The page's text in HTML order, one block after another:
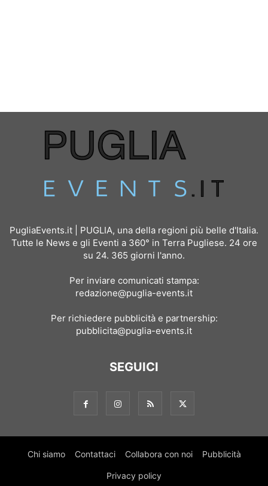
PugliaEvents.it | PUGLIA, una della regioni più belle d'Italia.
Tutte le News e gli Eventi a 360° in Terra Pugliese. 24 ore
su 24. 365 giorni l'anno.
Per inviare comunicati stampa:
redazione@puglia-events.it
Per richiedere pubblicità e partnership:
pubblicita@puglia-events.it
SEGUICI
Chi siamo Contattaci Collabora con noi Pubblicità
Privacy policy